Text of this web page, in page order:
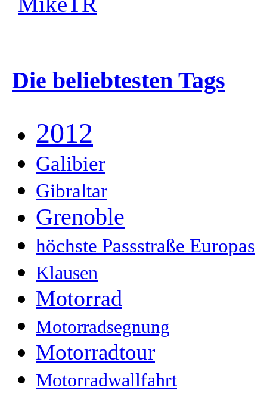
Die beliebtesten Tags
2012
Galibier
Gibraltar
Grenoble
höchste Passstraße Europas
Klausen
Motorrad
Motorradsegnung
Motorradtour
Motorradwallfahrt